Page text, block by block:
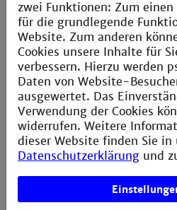
überprüft.
Rückmeldung und
barrierefreiheit@th-
Prof. Thomas Ihme:
Technische Hochschule
Angelegenheiten von
Behinderung oder einer
t.ihme@th-mannheim.de
zwei Funktionen: Zum
für die grundlegende
Website. Zum anderen
Cookies unsere Inhalte für
verbessern. Hierzu werden
Daten von Website-
ausgewertet. Das
Verwendung der Cookies
widerrufen. Weitere
dieser Website finden Sie in
Datenschutzerklärung und